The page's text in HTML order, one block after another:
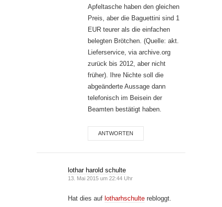
Apfeltasche haben den gleichen
Preis, aber die Baguettini sind 1
EUR teurer als die einfachen
belegten Brötchen. (Quelle: akt.
Lieferservice, via archive.org
zurück bis 2012, aber nicht
früher). Ihre Nichte soll die
abgeänderte Aussage dann
telefonisch im Beisein der
Beamten bestätigt haben.
ANTWORTEN
lothar harold schulte
13. Mai 2015 um 22:44 Uhr
Hat dies auf lotharhschulte rebloggt.